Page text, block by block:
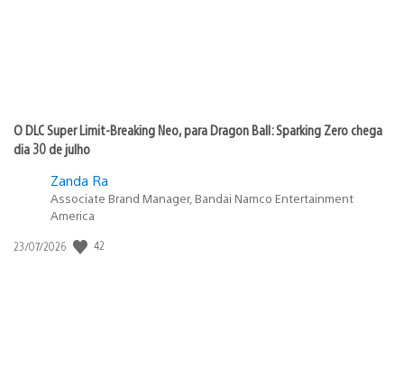
O DLC Super Limit-Breaking Neo, para Dragon Ball: Sparking Zero chega
dia 30 de julho
Zanda Ra
Associate Brand Manager, Bandai Namco Entertainment
America
Data
23/07/2026 42